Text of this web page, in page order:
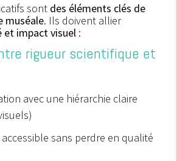
sont des éléments clés de
muséale. Ils doivent allier
et impact visuel :
rigueur scientifique et
avec une hiérarchie claire
sans perdre en qualité